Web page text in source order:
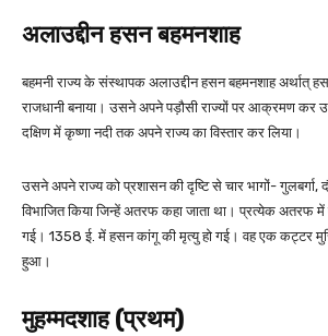
अलाउद्दीन हसन बहमनशाह
बहमनी राज्य के संस्थापक अलाउद्दीन हसन बहमनशाह अर्थात्
राजधानी बनाया। उसने अपने पड़ौसी राज्यों पर आक्रमण कर
दक्षिण में कृष्णा नदी तक अपने राज्य का विस्तार कर लिया।
उसने अपने राज्य को प्रशासन की दृष्टि से चार भागों- गुलबर्गा,
विभाजित किया जिन्हें अतरफ कहा जाता था। प्रत्येक अतरफ में
गई। 1358 ई. में हसन कांगू की मृत्यु हो गई। वह एक कट्टर
हुआ।
मुहम्मदशाह (प्रथम)